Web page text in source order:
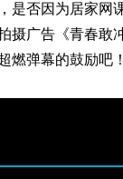
是否因为居家网
摄广告《青春敢
燃弹幕的鼓励吧！